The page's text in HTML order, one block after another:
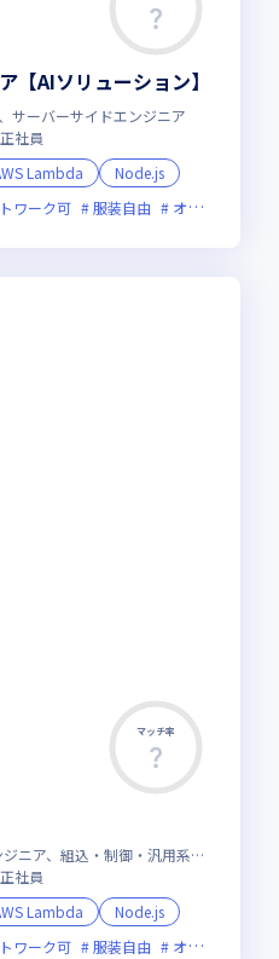
【AIソリューション】
サーバーサイドエンジニア
正社員
Lambda
Node.js
ワーク可 服装自由 オンライン選考可
マッチ率
テストエンジニア・QAエンジニア、組込・制御・汎用系エンジニア
正社員
Lambda
Node.js
ワーク可 服装自由 オンライン選考可